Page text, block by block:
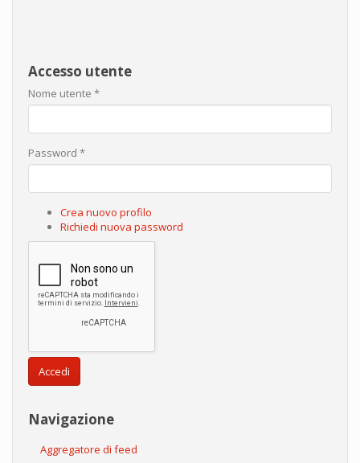
Accesso utente
Nome utente *
Password *
Crea nuovo profilo
Richiedi nuova password
Accedi
Navigazione
Aggregatore di feed